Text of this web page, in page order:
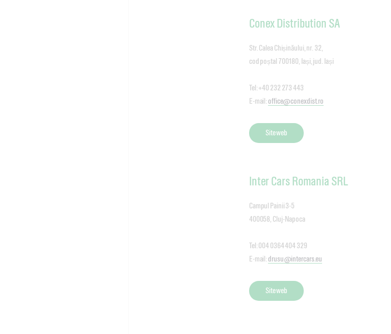
Conex Distribution SA
Str. Calea Chișinăului, nr. 32,
cod poștal 700180, Iași, jud. Iași
Tel: +40 232 273 443
E-mail: office@conexdist.ro
Site web
Inter Cars Romania SRL
Campul Painii 3-5
400058, Cluj-Napoca
Tel: 004 0364 404 329
E-mail: drusu@intercars.eu
Site web